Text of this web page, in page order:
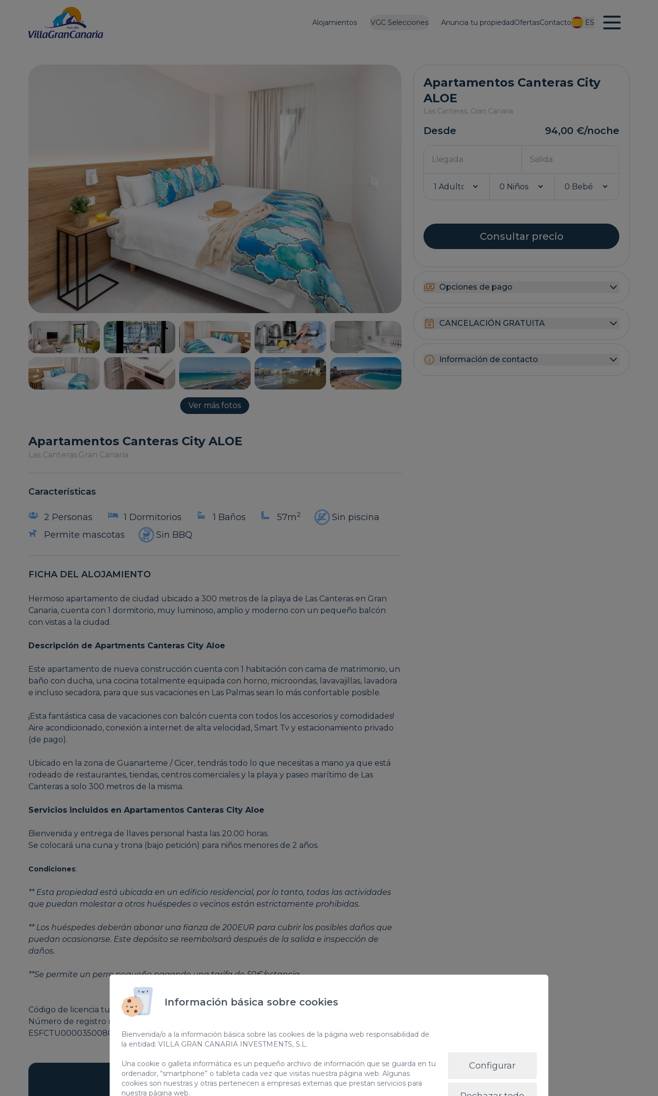
VGC Selecciones Anuncia tu propiedadOfertasContacto
Alojamientos ES
Ver más fotos
Apartamentos Canteras City
ALOE
Las Canteras, Gran Canaria
Desde 94,00 €/noche
Consultar precio
Opciones de pago
CANCELACIÓN GRATUITA
Información de contacto
Apartamentos Canteras City ALOE
Las Canteras.Gran Canaria
Características
2 Personas 1 Dormitorios 1 Baños 57m2
Sin piscina
Permite mascotas
Sin BBQ
FICHA DEL ALOJAMIENTO
Hermoso apartamento de ciudad ubicado a 300 metros de la playa de Las Canteras en Gran
Canaria, cuenta con 1 dormitorio, muy luminoso, amplio y moderno con un pequeño balcón
con vistas a la ciudad.
Descripción de Apartments Canteras City Aloe
Este apartamento de nueva construcción cuenta con 1 habitación con cama de matrimonio, un
baño con ducha, una cocina totalmente equipada con horno, microondas, lavavajillas, lavadora
e incluso secadora, para que sus vacaciones en Las Palmas sean lo más confortable posible.
¡Esta fantástica casa de vacaciones con balcón cuenta con todos los accesorios y comodidades!
Aire acondicionado, conexión a internet de alta velocidad, Smart Tv y estacionamiento privado
(de pago).
Ubicado en la zona de Guanarteme / Cicer, tendrás todo lo que necesitas a mano ya que está
rodeado de restaurantes, tiendas, centros comerciales y la playa y paseo marítimo de Las
Canteras a solo 300 metros de la misma.
Servicios incluidos en Apartamentos Canteras City Aloe
Bienvenida y entrega de llaves personal hasta las 20.00 horas.
Se colocará una cuna y trona (bajo petición) para niños menores de 2 años.
Condiciones:
** Esta propiedad está ubicada en un edificio residencial, por lo tanto, todas las actividades
que puedan molestar a otros huéspedes o vecinos están estrictamente prohibidas.
** Los huéspedes deberán abonar una fianza de 200EUR para cubrir los posibles daños que
puedan ocasionarse. Este depósito se reembolsará después de la salida e inspección de
daños.
**Se permite un perro pequeño pagando una tarifa de 50€/estancia.
Código de licencia turística regional para alquileres vacacionales: VV-35-1-0016492
Número de registro nacional de Alquiler de corta duración:
ESFCTU0000350080009547320000000000000VV-35-1-00164926
Información básica sobre cookies
Bienvenida/o a la información básica sobre las cookies de la página web responsabilidad de
la entidad: VILLA GRAN CANARIA INVESTMENTS, S.L.
Una cookie o galleta informática es un pequeño archivo de información que se guarda en tu
ordenador, “smartphone” o tableta cada vez que visitas nuestra página web. Algunas
cookies son nuestras y otras pertenecen a empresas externas que prestan servicios para
nuestra página web.
Configurar